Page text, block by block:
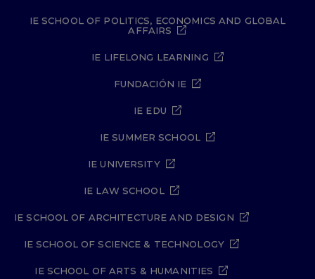
IE SCHOOL OF POLITICS, ECONOMICS AND GLOBAL
AFFAIRS
IE LIFELONG LEARNING
FUNDACIÓN IE
IE EDU
IE SUMMER SCHOOL
IE UNIVERSITY
IE LAW SCHOOL
IE SCHOOL OF ARCHITECTURE AND DESIGN
IE SCHOOL OF SCIENCE & TECHNOLOGY
IE SCHOOL OF ARTS & HUMANITIES